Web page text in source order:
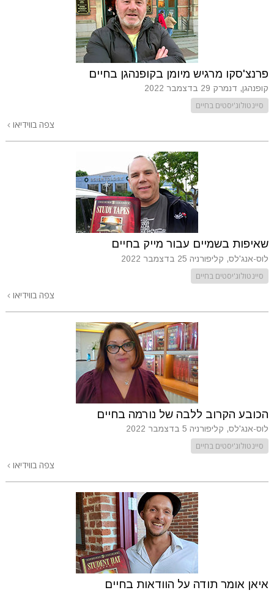
פרנצ'סקו מרגיש מיומן בקופנהגן בחיים
קופנהגן, דנמרק 29 בדצמבר 2022
סיינטולוג'יסטים בחיים
צפה בווידיאו
שאיפות בשמיים עבור מייק בחיים
לוס-אנג'לס, קליפורניה 25 בדצמבר 2022
סיינטולוג'יסטים בחיים
צפה בווידיאו
הכובע הקרוב ללבה של נורמה בחיים
לוס-אנג'לס, קליפורניה 5 בדצמבר 2022
סיינטולוג'יסטים בחיים
צפה בווידיאו
איאן אומר תודה על הוודאות בחיים